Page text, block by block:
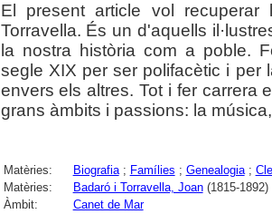
El present article vol
Torravella. És un d'aquells
la nostra història com a poble.
segle XIX per ser polifacètic i per
envers els altres. Tot i fer carrera
grans àmbits i passions: la
Matèries: Biografia; Famílies ; Genealogia;
Matèries:
Badaró i Torravella, Joan(1815-
Àmbit:
Canet de Mar